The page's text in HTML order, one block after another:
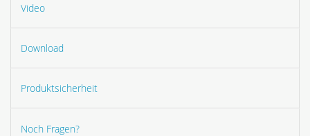
Video
Download
Produktsicherheit
Noch Fragen?